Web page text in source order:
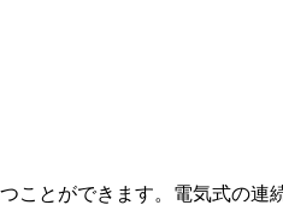
とができます。電気式の連